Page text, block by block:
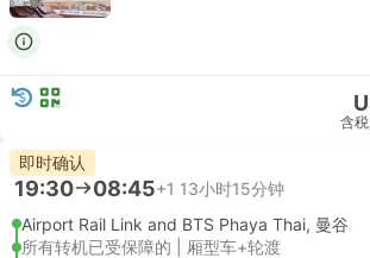
含税
即时确认
19:30 08:45+1 13小时15分钟
Airport Rail Link and BTS Phaya Thai, 曼谷
所有转机已受保障的 | 厢型车+轮渡